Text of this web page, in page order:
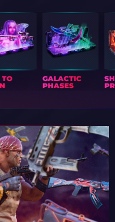
GALACTIC
PHASES